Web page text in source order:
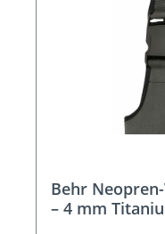
Behr
– 4 mm